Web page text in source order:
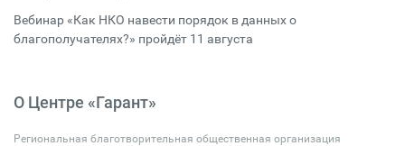
Вебинар «Как НКО навести порядок в данных о
благополучателях?» пройдёт 11 августа
О Центре «Гарант»
Региональная благотворительная общественная организация